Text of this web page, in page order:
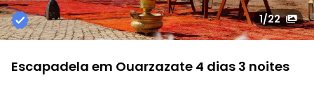
1/22
Escapadela em Ouarzazate 4 dias 3 noites